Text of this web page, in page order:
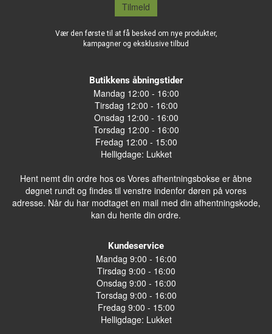
Tilmeld
Vær den første til at få besked om nye produkter,
kampagner og eksklusive tilbud
Butikkens åbningstider
Mandag 12:00 - 16:00
Tirsdag 12:00 - 16:00
Onsdag 12:00 - 16:00
Torsdag 12:00 - 16:00
Fredag 12:00 - 15:00
Helligdage: Lukket
Hent nemt din ordre hos os Vores afhentningsbokse er åbne
døgnet rundt og findes til venstre indenfor døren på vores
adresse. Når du har modtaget en mail med din afhentningskode,
kan du hente din ordre.
Kundeservice
Mandag 9:00 - 16:00
Tirsdag 9:00 - 16:00
Onsdag 9:00 - 16:00
Torsdag 9:00 - 16:00
Fredag 9:00 - 15:00
Helligdage: Lukket